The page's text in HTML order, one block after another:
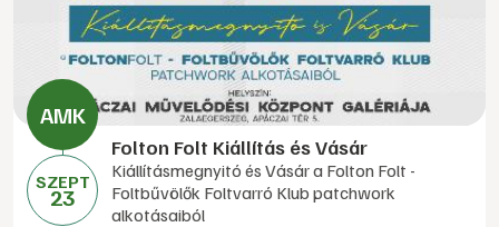
SZEPT
23
Folton Folt Kiállítás és Vásár
Kiállításmegnyitó és Vásár a Folton Folt -
Foltbűvölők Foltvarró Klub patchwork
alkotásaiból